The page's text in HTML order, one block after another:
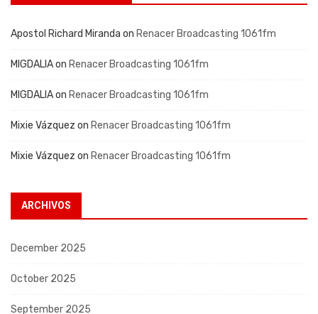
Apostol Richard Miranda on Renacer Broadcasting 1061fm
MIGDALIAon Renacer Broadcasting 1061fm
MIGDALIAon Renacer Broadcasting 1061fm
Mixie Vázquez on Renacer Broadcasting 1061fm
Mixie Vázquez on Renacer Broadcasting 1061fm
ARCHIVOS
December 2025
October 2025
September 2025